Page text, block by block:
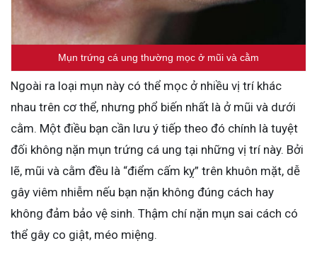
Mụn trứng cá ung thường mọc ở mũi và cằm
Ngoài ra loại mụn này có thể mọc ở nhiều vị trí khác
nhau trên cơ thể, nhưng phổ biến nhất là ở mũi và dưới
cằm. Một điều bạn cần lưu ý tiếp theo đó chính là tuyệt
đối không nặn mụn trứng cá ung tại những vị trí này. Bởi
lẽ, mũi và cằm đều là “điểm cấm kỵ” trên khuôn mặt, dễ
gây viêm nhiễm nếu bạn nặn không đúng cách hay
không đảm bảo vệ sinh. Thậm chí nặn mụn sai cách có
thể gây co giật, méo miệng.